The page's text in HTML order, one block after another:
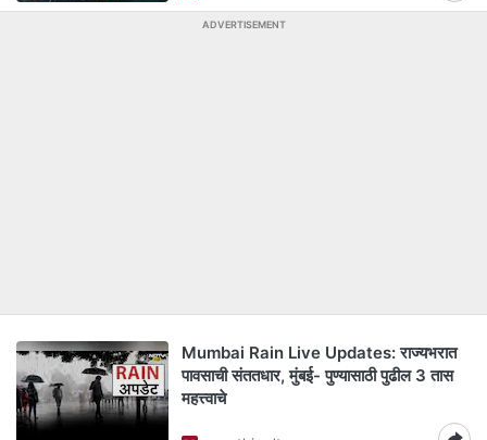
ADVERTISEMENT
Mumbai Rain Live Updates: राज्यभरात
पावसाची संततधार, मुंबई- पुण्यासाठी पुढील 3 तास
महत्त्वाचे